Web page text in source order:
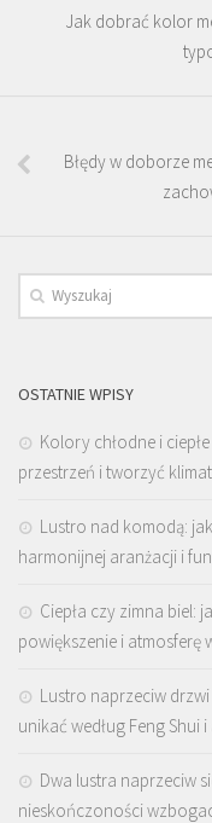
Jak dobrać kolor
Błędy w doborze
OSTATNIE WPISY
Kolory chłodne i
przestrzeń i tworzyć
Lustro nad komodą:
harmonijnej aranżacji i
Ciepła czy zimna biel:
powiększenie i atmosferę
Lustro naprzeciw
unikać według Feng Shui
Dwa lustra naprzeciw
nieskończoności